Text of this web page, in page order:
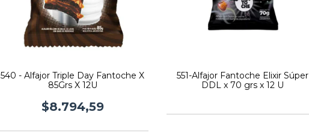
540 - Alfajor Triple Day Fantoche X
85Grs X 12U
$8.794,59
551-Alfajor Fantoche Elixir Súper
DDL x 70 grs x 12 U